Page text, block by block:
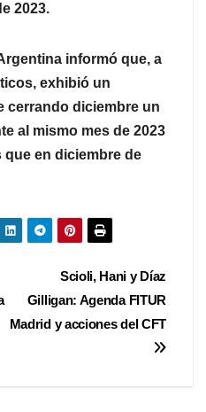
2023.
informó que, a
exhibió un
cerrando diciembre un
al mismo mes de 2023
que en diciembre de
Scioli, Hani y Díaz
Gilligan: Agenda FITUR
Madrid y acciones del CFT